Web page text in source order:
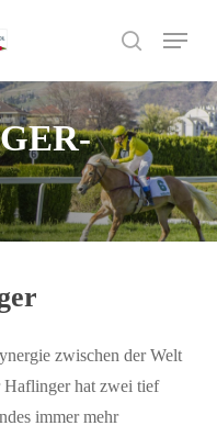
search
Menu
zwischen der Welt
Haflinger hat zwei tief
immer mehr